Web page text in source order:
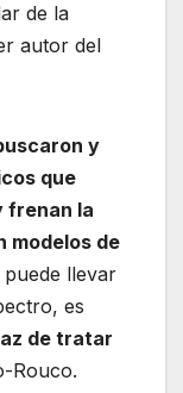
de la
autor del
y
que
frenan la
modelos de
puede llevar
es
de tratar
Rouco.